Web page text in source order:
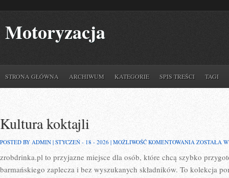
Motoryzacja
STRONA GŁÓWNA ARCHIWUM KATEGORIE SPIS TREŚCI TAGI
Kultura koktajli
POSTED BY ADMIN | STYCZEŃ - 18 - 2026 | MOŻLIWOŚĆ KOMENTOWANIA KULTURA
ZOSTAŁA
zrobdrinka.pl to przyjazne miejsce dla osób, które chcą szybko
barmańskiego zaplecza i bez wyszukanych składników. To kolekcja